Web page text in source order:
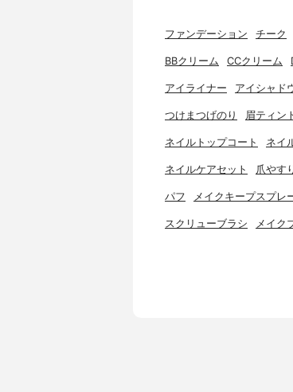
ファンデーション チーク
BBクリーム CCクリーム
アイライナー アイシャド
つけまつげのり 眉ティン
ネイルトップコート ネイ
ネイルケアセット 爪やす
パフ メイクキープスプレ
スクリューブラシ メイク